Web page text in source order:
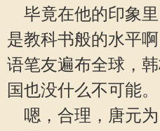
毕竟在他的印象
是教科书般的水平
语笔友遍布全球，
国也没什么不可能。
嗯，合理，唐元